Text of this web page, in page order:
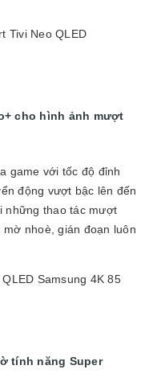
cho hình ảnh mượt
game với tốc độ đỉnh
động vượt bậc lên đến
những thao tác mượt
nhoè, gián đoạn luôn
tính năng Super